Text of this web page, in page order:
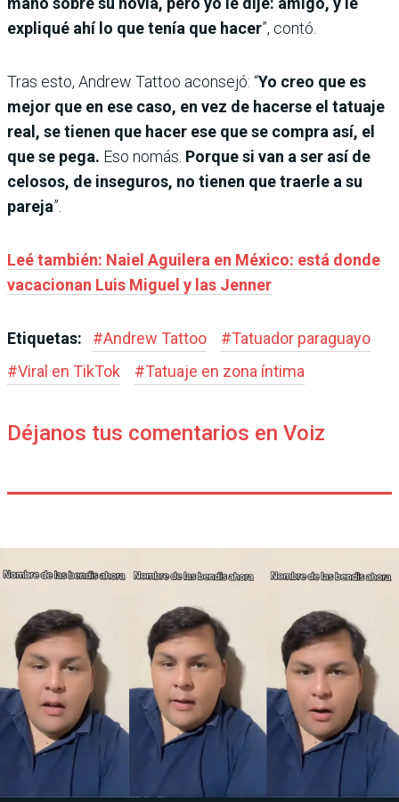
expliqué ahí lo que tenía que hacer”, contó.
Tras esto, Andrew Tattoo aconsejó: “Yo creo que es
mejor que en ese caso, en vez de hacerse el tatuaje
real, se tienen que hacer ese que se compra así, el
que se pega. Eso nomás. Porque si van a ser así de
celosos, de inseguros, no tienen que traerle a su
pareja”.
Leé también: Naiel Aguilera en México: está donde
vacacionan Luis Miguel y las Jenner
Etiquetas: #Andrew Tattoo #Tatuador paraguayo
#Viral en TikTok #Tatuaje en zona íntima
Déjanos tus comentarios en Voiz